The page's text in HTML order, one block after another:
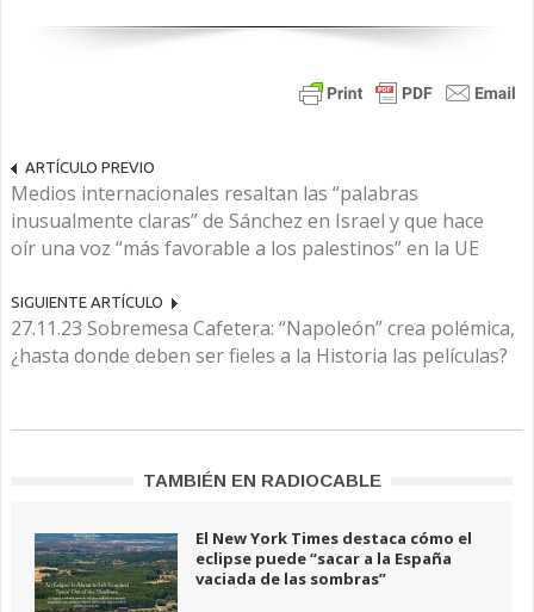
ARTÍCULO PREVIO
Medios internacionales resaltan las “palabras
inusualmente claras” de Sánchez en Israel y que hace
oír una voz “más favorable a los palestinos” en la UE
SIGUIENTE ARTÍCULO
27.11.23 Sobremesa Cafetera: “Napoleón” crea polémica,
¿hasta donde deben ser fieles a la Historia las películas?
TAMBIÉN EN RADIOCABLE
El New York Times destaca cómo el
eclipse puede “sacar a la España
vaciada de las sombras”